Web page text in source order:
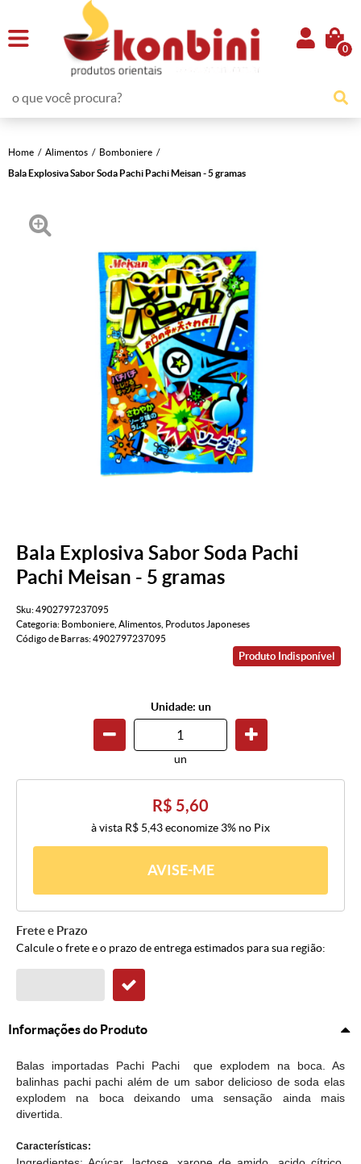
0
Home Alimentos
Bomboniere
Bala Explosiva Sabor Soda Pachi Pachi Meisan - 5 gramas
Bala Explosiva Sabor Soda Pachi
Pachi Meisan - 5 gramas
Sku:4902797237095
Categoria: Bomboniere Alimentos Produtos Japoneses
Código de Barras:4902797237095
Produto Indisponível
Unidade: un
un
R$ 5,60
à vista R$ 5,43economize 3% no Pix
AVISE-ME
Frete e Prazo
Calcule o frete e o prazo de entrega estimados para sua região:
Informações do Produto
Balas importadas Pachi Pachi que explodem na boca. As
balinhas pachi pachi além de um sabor delicioso de soda elas
explodem na boca deixando uma sensação ainda mais
divertida.
Características: